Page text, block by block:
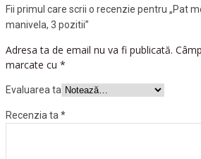
Fii primul care scrii o recenzie pentru „Pat
manivela, 3 pozitii”
Adresa ta de email nu va fi publicată.
marcate cu *
Evaluarea ta
Recenzia ta *